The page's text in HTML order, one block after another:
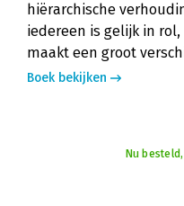
hiërarchische
iedereen is gelijk in
maakt een groot
Boek bekijken
Nu